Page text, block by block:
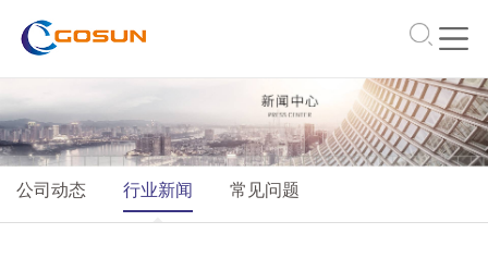
公司动态 行业新闻 常见问题